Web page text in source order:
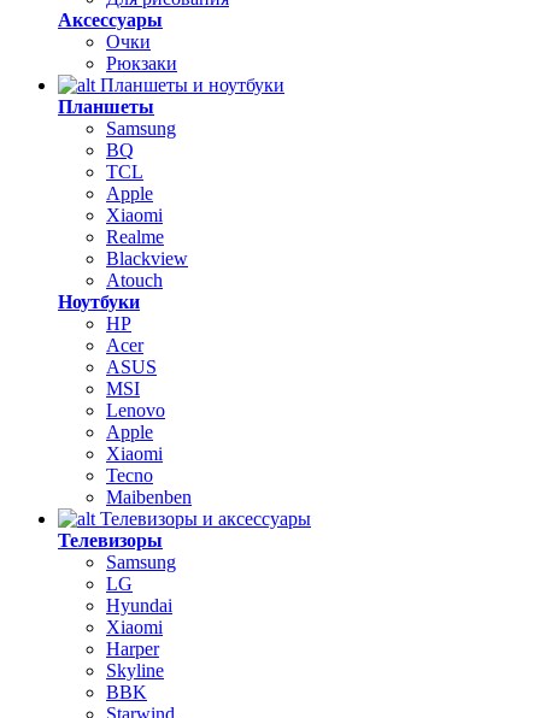
Аксессуары
Очки
Рюкзаки
Планшеты и ноутбуки
Планшеты
Samsung
BQ
TCL
Apple
Xiaomi
Realme
Blackview
Atouch
Ноутбуки
HP
Acer
ASUS
MSI
Lenovo
Apple
Xiaomi
Tecno
Maibenben
Телевизоры и аксессуары
Телевизоры
Samsung
LG
Hyundai
Xiaomi
Harper
Skyline
BBK
Starwind